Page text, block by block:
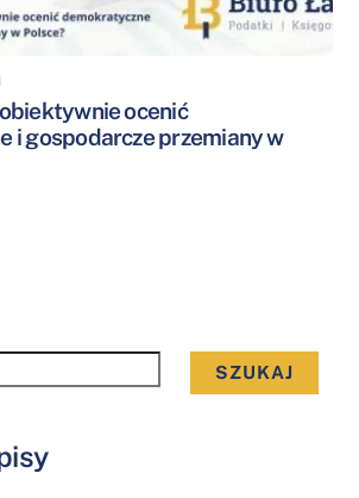
ocenić
i gospodarcze przemiany w
SZUKAJ